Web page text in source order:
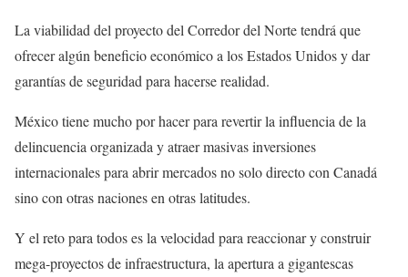
La viabilidad del proyecto del Corredor del Norte tendrá que
ofrecer algún beneficio económico a los Estados Unidos y dar
garantías de seguridad para hacerse realidad.
México tiene mucho por hacer para revertir la influencia de la
delincuencia organizada y atraer masivas inversiones
internacionales para abrir mercados no solo directo con Canadá
sino con otras naciones en otras latitudes.
Y el reto para todos es la velocidad para reaccionar y construir
mega-proyectos de infraestructura, la apertura a gigantescas